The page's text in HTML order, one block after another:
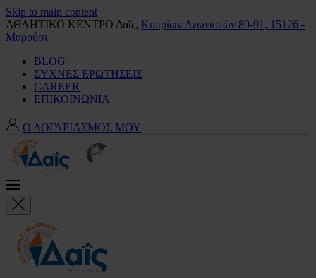
Skip to main content
ΑΘΛΗΤΙΚΟ ΚΕΝΤΡΟ Δαΐς, Κυπρίων Αγωνιστών 89-91, 15126 -
Μαρούσι
BLOG
ΣΥΧΝΕΣ ΕΡΩΤΗΣΕΙΣ
CAREER
ΕΠΙΚΟΙΝΩΝΙΑ
Ο ΛΟΓΑΡΙΑΣΜΟΣ ΜΟΥ